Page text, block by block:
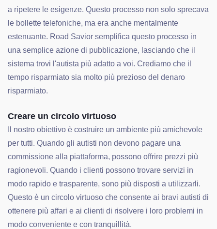
a ripetere le esigenze. Questo processo non solo sprecava
le bollette telefoniche, ma era anche mentalmente
estenuante. Road Savior semplifica questo processo in
una semplice azione di pubblicazione, lasciando che il
sistema trovi l'autista più adatto a voi. Crediamo che il
tempo risparmiato sia molto più prezioso del denaro
risparmiato.
Creare un circolo virtuoso
Il nostro obiettivo è costruire un ambiente più amichevole
per tutti. Quando gli autisti non devono pagare una
commissione alla piattaforma, possono offrire prezzi più
ragionevoli. Quando i clienti possono trovare servizi in
modo rapido e trasparente, sono più disposti a utilizzarli.
Questo è un circolo virtuoso che consente ai bravi autisti di
ottenere più affari e ai clienti di risolvere i loro problemi in
modo conveniente e con tranquillità.